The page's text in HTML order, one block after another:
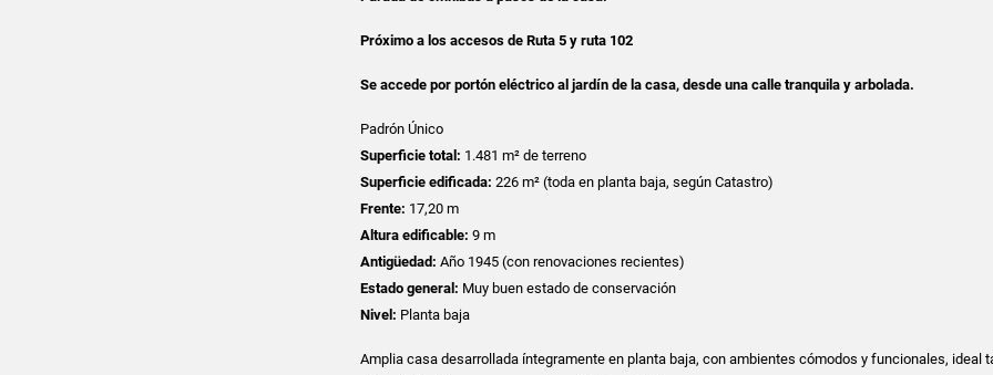
Próximo a los accesos de Ruta 5 y ruta 102
Se accede por portón eléctrico al jardín de la casa, desde una calle tranquila y arbolada.
Padrón Único
Superficie total: 1.481 m² de terreno
Superficie edificada: 226 m² (toda en planta baja, según Catastro)
Frente: 17,20 m
Altura edificable: 9 m
Antigüedad: Año 1945 (con renovaciones recientes)
Estado general: Muy buen estado de conservación
Nivel: Planta baja
Amplia casa desarrollada íntegramente en planta baja, con ambientes cómodos y funcionales, ideal